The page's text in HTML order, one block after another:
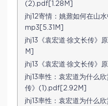
(2).pdf[1.28M]
jhj12寄情：姚鼐如何在山
mp3[5.31M]
jhj13《袁宏道·徐文长传》
M]
jhj13《袁宏道·徐文长传》
jhj13率性：袁宏道为什么
传》(1).pdf[2.92M]
jhj13率性：袁宏道为什么